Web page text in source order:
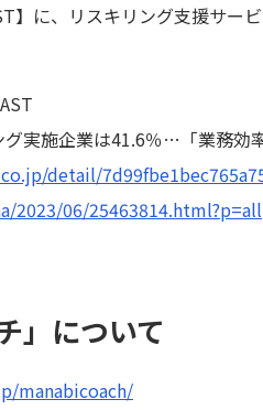
】に、リスキリング支援サ
実施企業は41.6％…「業務効
detail/
2023/06/25463814.html?p=all
」について
manabicoach/